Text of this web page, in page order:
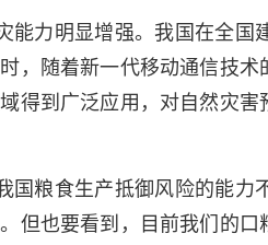
能力明显增强。我国在全国
，随着新一代移动通信技
得到广泛应用，对自然灾
国粮食生产抵御风险的能力
但也要看到，目前我们的